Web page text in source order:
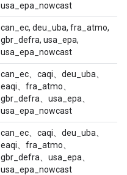
usa_epa_nowcast
can_ec, deu_uba, fra_atmo,
gbr_defra, usa_epa,
usa_epa_nowcast
can_ec、caqi、deu_uba、
eaqi、fra_atmo、
gbr_defra、usa_epa、
usa_epa_nowcast
can_ec、caqi、deu_uba、
eaqi、fra_atmo、
gbr_defra、usa_epa、
usa_epa_nowcast